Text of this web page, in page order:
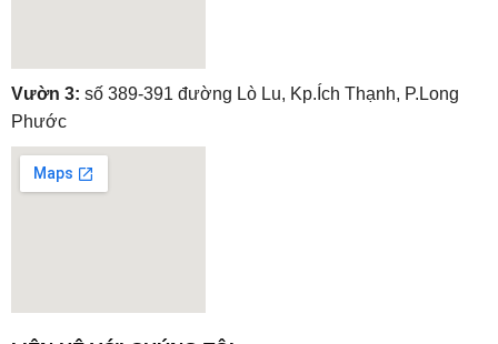
embedgooglemap.net
Vườn 3: số 389-391 đường Lò Lu, Kp.Ích Thạnh, P.Long
Phước
embedgooglemap.net